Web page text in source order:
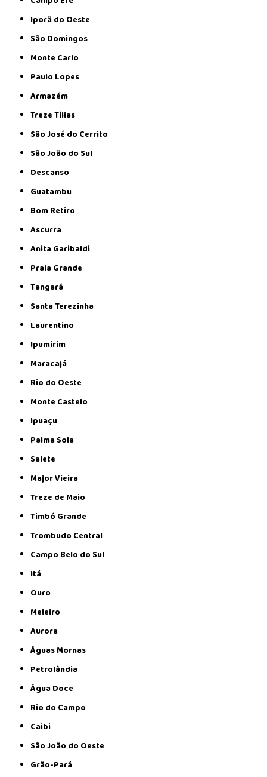
Iporã do Oeste
São Domingos
Monte Carlo
Paulo Lopes
Armazém
Treze Tílias
São José do Cerrito
São João do Sul
Descanso
Guatambu
Bom Retiro
Ascurra
Anita Garibaldi
Praia Grande
Tangará
Santa Terezinha
Laurentino
Ipumirim
Maracajá
Rio do Oeste
Monte Castelo
Ipuaçu
Palma Sola
Salete
Major Vieira
Treze de Maio
Timbó Grande
Trombudo Central
Campo Belo do Sul
Itá
Ouro
Meleiro
Aurora
Águas Mornas
Petrolândia
Água Doce
Rio do Campo
Caibi
São João do Oeste
Grão-Pará